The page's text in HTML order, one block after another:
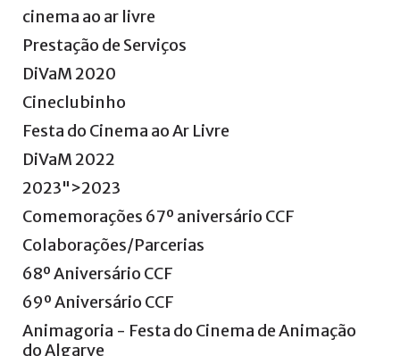
cinema ao ar livre
Prestação de Serviços
DiVaM 2020
Cineclubinho
Festa do Cinema aoAr Livre
DiVaM 2022
2023">2023
Comemorações 67º aniversário CCF
Colaborações/Parcerias
68ºAniversário CCF
69ºAniversário CCF
Animagoria - Festa do Cinema deAnimação
doAlgarve